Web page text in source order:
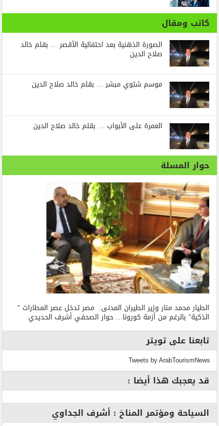
كاتب ومقال
الصورة الذهنية بعد احتفالية الأقصر … بقلم خالد
صلاح الدين
موسم شتوي مبشر … بقلم خالد صلاح الدين
العمرة على الأبواب … بقلم خالد صلاح الدين
حوار المسلة
الطيار محمد منار وزير الطيران المدنى: مصر تدخل عصر المطارات ”
الذكية” بالرغم من أزمة كورونا… حوار الصحفي أشرف الحديدي
تابعنا على تويتر
Tweets by ArabTourismNews
قد يعجبك هذا أيضا :
السياحة ومؤتمر المناخ : أشرف الجداوي